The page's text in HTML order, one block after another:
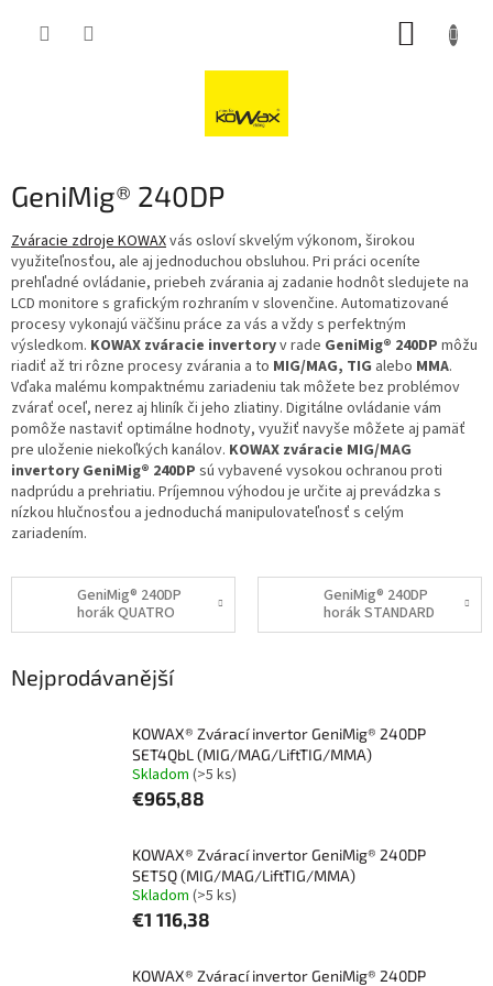
GeniMig® 240DP
Zváracie zdroje KOWAXvás osloví skvelým výkonom, širokou
využiteľnosťou, ale aj jednoduchou obsluhou. Pri práci oceníte
prehľadné ovládanie, priebeh zvárania aj zadanie hodnôt sledujete na
LCD monitore s grafickým rozhraním v slovenčine. Automatizované
procesy vykonajú väčšinu práce za vás a vždy s perfektným
výsledkom. KOWAX zváracie invertoryv rade GeniMig® 240DP môžu
riadiť až tri rôzne procesy zvárania a to MIG/MAG, TIG alebo MMA.
Vďaka malému kompaktnému zariadeniu tak môžete bez problémov
zvárať oceľ, nerez aj hliník či jeho zliatiny. Digitálne ovládanie vám
pomôže nastaviť optimálne hodnoty, využiť navyše môžete aj pamäť
pre uloženie niekoľkých kanálov. KOWAX zváracie MIG/MAG
invertory GeniMig® 240DP sú vybavené vysokou ochranou proti
nadprúdu a prehriatiu. Príjemnou výhodou je určite aj prevádzka s
nízkou hlučnosťou a jednoduchá manipulovateľnosť s celým
zariadením.
GeniMig® 240DP
horák QUATRO
GeniMig® 240DP
horák STANDARD
Nejprodávanější
KOWAX® Zvárací invertor GeniMig® 240DP
SET4QbL (MIG/MAG/LiftTIG/MMA)
Skladom (>5 ks)
€965,88
KOWAX® Zvárací invertor GeniMig® 240DP
SET5Q (MIG/MAG/LiftTIG/MMA)
Skladom (>5 ks)
€1 116,38
KOWAX® Zvárací invertor GeniMig® 240DP